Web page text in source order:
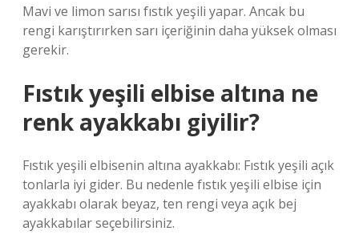
Mavi ve limon sarısı fıstık yeşili yapar. Ancak bu
rengi karıştırırken sarı içeriğinin daha yüksek olması
gerekir.
Fıstık yeşili elbise altına ne
renk ayakkabı giyilir?
Fıstık yeşili elbisenin altına ayakkabı: Fıstık yeşili açık
tonlarla iyi gider. Bu nedenle fıstık yeşili elbise için
ayakkabı olarak beyaz, ten rengi veya açık bej
ayakkabılar seçebilirsiniz.